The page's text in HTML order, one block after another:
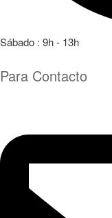
Sábado : 9h - 13h
Para Contacto